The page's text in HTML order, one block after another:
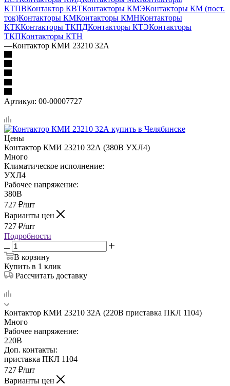
КТПВКонтактор КВТКонтакторы КМЭКонтакторы КМ (пост.
ток)Контакторы КМКонтакторы КМНКонтакторы
КТККонтакторы ТКПДКонтакторы КТЭКонтакторы
ТКПКонтакторы КТН
—Контактор КМИ 23210 32А
Артикул: 00-00007727
Цены
Контактор КМИ 23210 32А (380В УХЛ4)
Много
Климатическое исполнение:
УХЛ4
Рабочее напряжение:
380В
727 ₽/шт
Варианты цен
727 ₽/шт
Подробности
В корзину
Купить в 1 клик
Рассчитать доставку
Контактор КМИ 23210 32А (220В приставка ПКЛ 1104)
Много
Рабочее напряжение:
220В
Доп. контакты:
приставка ПКЛ 1104
727 ₽/шт
Варианты цен